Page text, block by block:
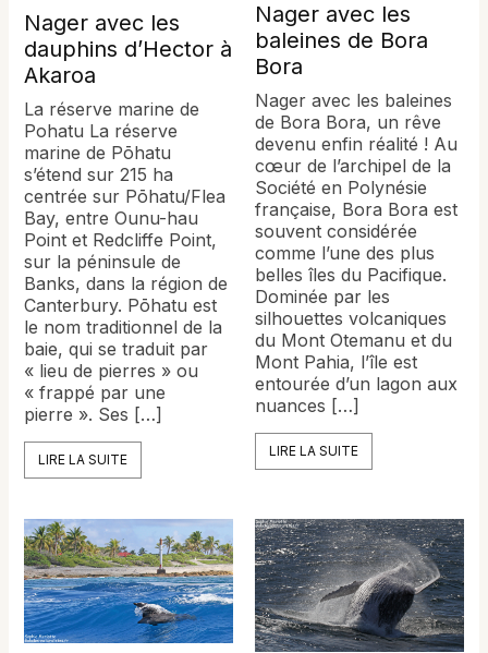
Nager avec les
dauphins d’Hector à
Akaroa
La réserve marine de
Pohatu La réserve
marine de Pōhatu
s’étend sur 215 ha
centrée sur Pōhatu/Flea
Bay, entre Ounu-hau
Point et Redcliffe Point,
sur la péninsule de
Banks, dans la région de
Canterbury. Pōhatu est
le nom traditionnel de la
baie, qui se traduit par
« lieu de pierres » ou
« frappé par une
pierre ». Ses […]
LIRE LA SUITE
Nager avec les
baleines de Bora
Bora
Nager avec les baleines
de Bora Bora, un rêve
devenu enfin réalité ! Au
cœur de l’archipel de la
Société en Polynésie
française, Bora Bora est
souvent considérée
comme l’une des plus
belles îles du Pacifique.
Dominée par les
silhouettes volcaniques
du Mont Otemanu et du
Mont Pahia, l’île est
entourée d’un lagon aux
nuances […]
LIRE LA SUITE